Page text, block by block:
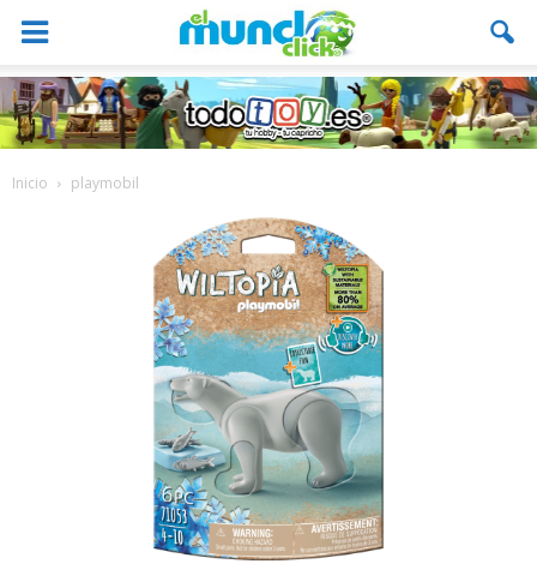
Inicio playmobil